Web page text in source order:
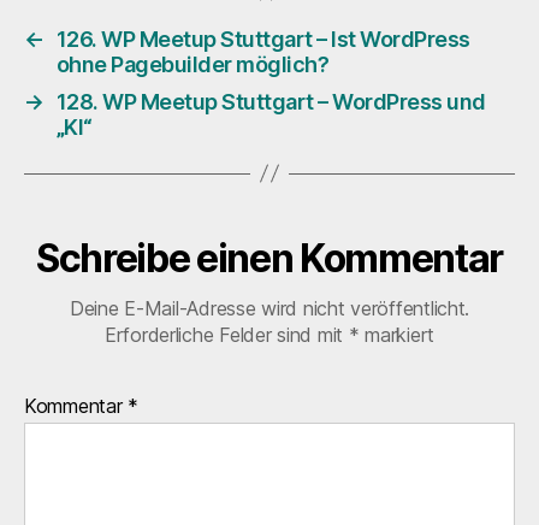
←
126. WP Meetup Stuttgart – Ist WordPress
ohne Pagebuilder möglich?
→
128. WP Meetup Stuttgart – WordPress und
„KI“
Schreibe einen Kommentar
Deine E-Mail-Adresse wird nicht veröffentlicht.
Erforderliche Felder sind mit * markiert
Kommentar *